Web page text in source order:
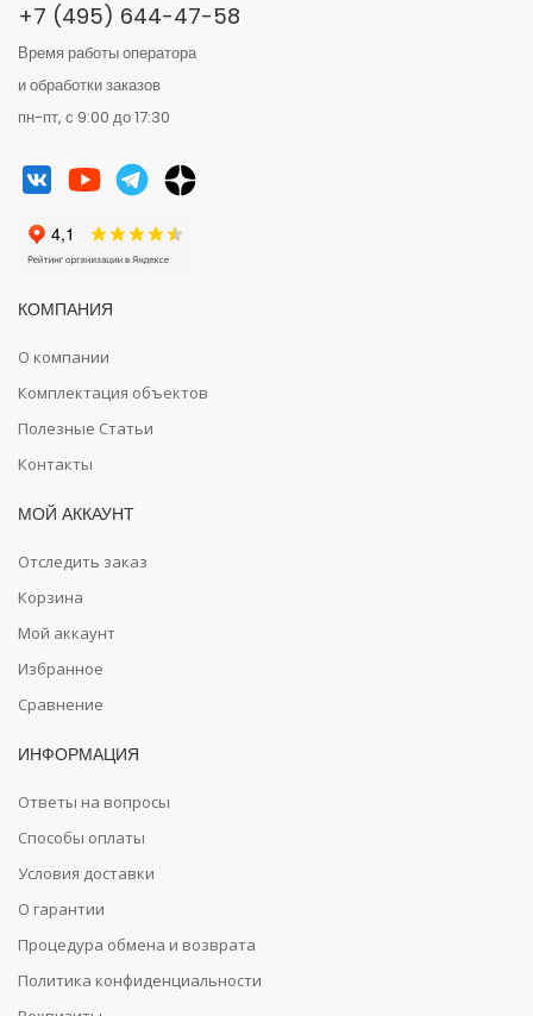
+7 (495) 644-47-58
Время работы оператора
и обработки заказов
пн-пт, с 9:00 до 17:30
КОМПАНИЯ
О компании
Комплектация объектов
Полезные Статьи
Контакты
МОЙ АККАУНТ
Отследить заказ
Корзина
Мой аккаунт
Избранное
Сравнение
ИНФОРМАЦИЯ
Ответы на вопросы
Способы оплаты
Условия доставки
О гарантии
Процедура обмена и возврата
Политика конфиденциальности